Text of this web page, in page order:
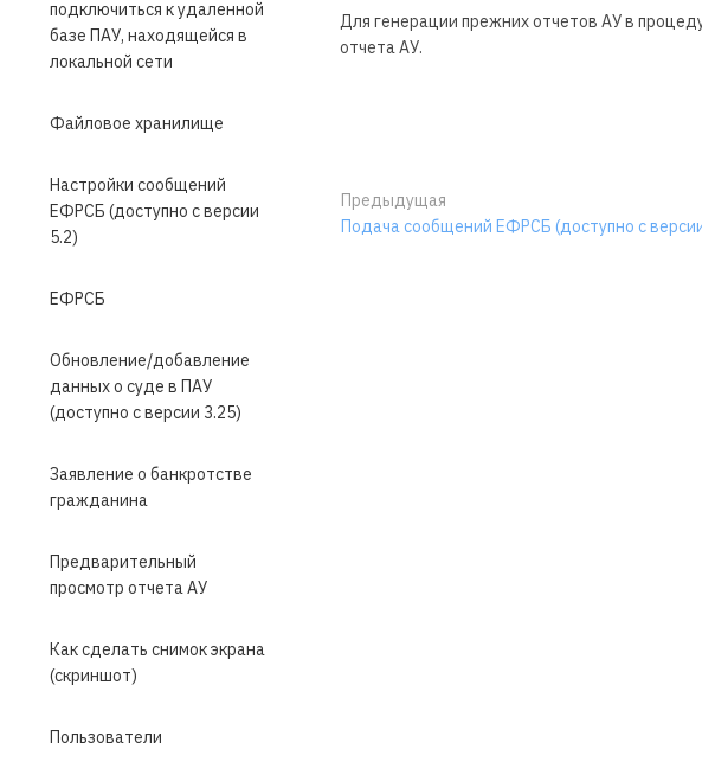
подключиться к удаленной
базе ПАУ, находящейся в
локальной сети
Файловое хранилище
Настройки сообщений
ЕФРСБ (доступно с версии
5.2)
ЕФРСБ
Обновление/добавление
данных о суде в ПАУ
(доступно с версии 3.25)
Заявление о банкротстве
гражданина
Предварительный
просмотр отчета АУ
Как сделать снимок экрана
(скриншот)
Пользователи
Для генерации прежних отчетов АУ в
отчета АУ.
Предыдущая
Подача сообщений ЕФРСБ (доступно с